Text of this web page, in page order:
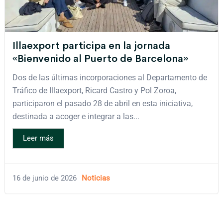
Illaexport participa en la jornada
«Bienvenido al Puerto de Barcelona»
16 de junio de 2026 Noticias
Dos de las últimas incorporaciones al Departamento de
Tráfico de Illaexport, Ricard Castro y Pol Zoroa,
participaron el pasado 28 de abril en esta iniciativa,
destinada a acoger e integrar a las...
Leer más